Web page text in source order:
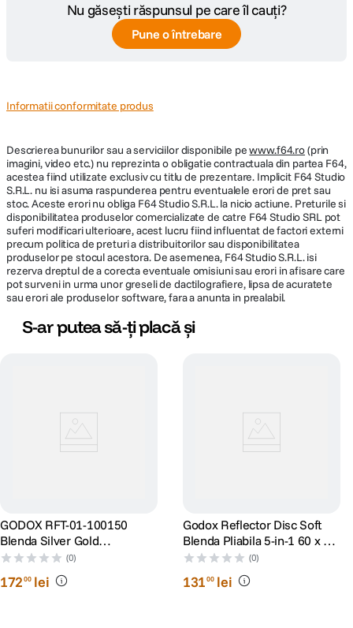
Nu găsești răspunsul pe care îl cauți?
Pune o întrebare
Informatii conformitate produs
Descrierea bunurilor sau a serviciilor disponibile pewww.f64.ro(prin
imagini, video etc.) nu reprezinta o obligatie contractuala din partea F64,
acestea fiind utilizate exclusiv cu titlu de prezentare. Implicit F64 Studio
S.R.L. nu isi asuma raspunderea pentru eventualele erori de pret sau
stoc. Aceste erori nu obliga F64 Studio S.R.L. la nicio actiune. Preturile si
disponibilitatea produselor comercializate de catre F64 Studio SRL pot
suferi modificari ulterioare, acest lucru fiind influentat de factori externi
precum politica de preturi a distribuitorilor sau disponibilitatea
produselor pe stocul acestora. De asemenea, F64 Studio S.R.L. isi
rezerva dreptul de a corecta eventuale omisiuni sau erori in afisare care
pot surveni in urma unor greseli de dactilografiere, lipsa de acuratete
sau erori ale produselor software, fara a anunta in prealabil.
S-ar putea să-ți placă și
GODOX RFT-01-100150
Blenda Silver Gold
100x150cm (0)
17200 lei
Godox Reflector Disc Soft
Blenda Pliabila 5-in-1 60 x 90
cm
(0)
13100 lei